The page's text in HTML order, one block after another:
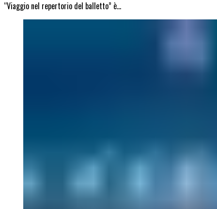
“Viaggio nel repertorio del balletto” è…